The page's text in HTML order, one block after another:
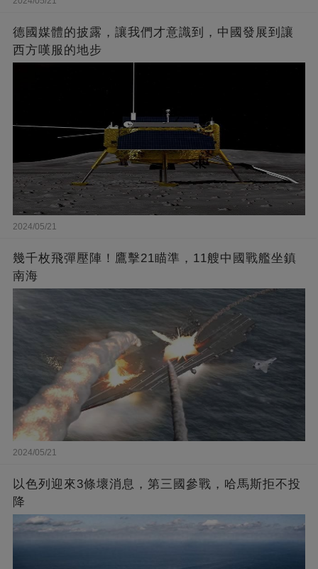
德國媒體的披露，讓我們才意識到，中國發展到讓
西方嘆服的地步
2024/05/21
幾千枚飛彈壓陣！鷹擊21瞄準，11艘中國戰艦坐鎮
南海
2024/05/21
以色列迎來3條壞消息，第三國參戰，哈馬斯拒不投
降